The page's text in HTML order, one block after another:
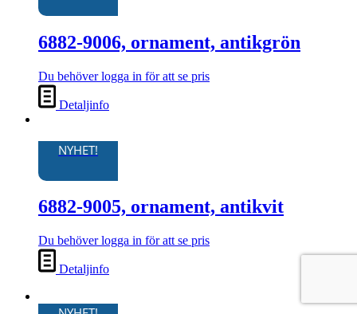
6882-9006, ornament, antikgrön
Du behöver logga in för att se pris
Detaljinfo
NYHET!
6882-9005, ornament, antikvit
Du behöver logga in för att se pris
Detaljinfo